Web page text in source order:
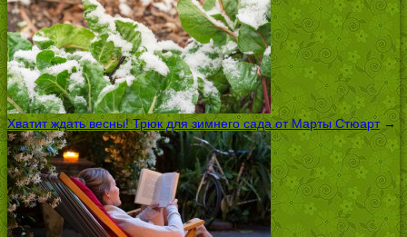
Хватит ждать весны! Трюк для зимнего сада от Марты Стюарт→